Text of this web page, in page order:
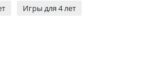
Игры для 4 лет